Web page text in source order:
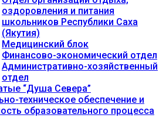
оздоровления и питания
школьников Республики Саха
(Якутия)
Медицинский блок
Финансово-экономический отдел
Административно-хозяйственный
отдел
“Душа Севера”
техническое обеспечение и
образовательного процесса